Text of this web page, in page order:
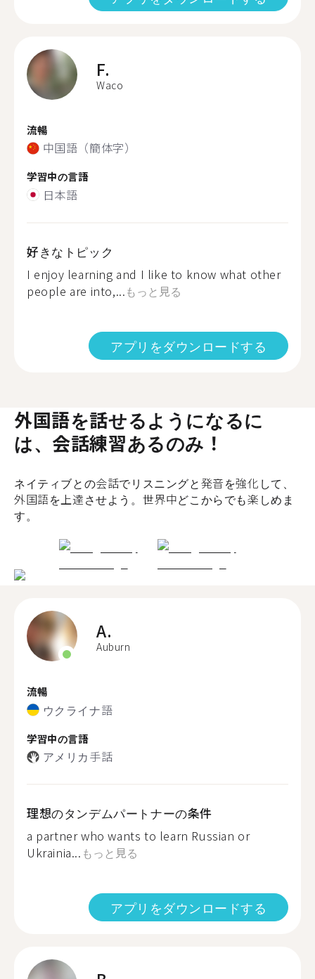
F.
Waco
流暢
中国語（簡体字）
学習中の言語
日本語
好きなトピック
I enjoy learning and I like to know what other
people are into,...もっと見る
アプリをダウンロードする
外国語を話せるようになるに
は、会話練習あるのみ！
ネイティブとの会話でリスニングと発音を強化して、
外国語を上達させよう。世界中どこからでも楽しめま
す。
A.
Auburn
流暢
ウクライナ語
学習中の言語
アメリカ手話
理想のタンデムパートナーの条件
a partner who wants to learn Russian or
Ukrainia... もっと見る
アプリをダウンロードする